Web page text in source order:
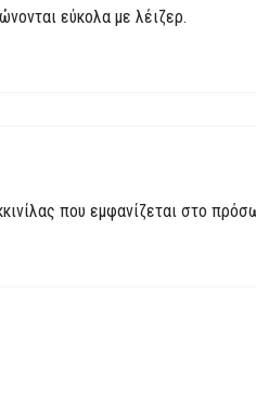
εύκολα με λέιζερ.
που εμφανίζεται στο